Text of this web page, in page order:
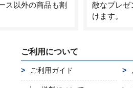
ス以外の商品も割
敵なプレゼ
けます。
ご利用について
ご利用ガイド